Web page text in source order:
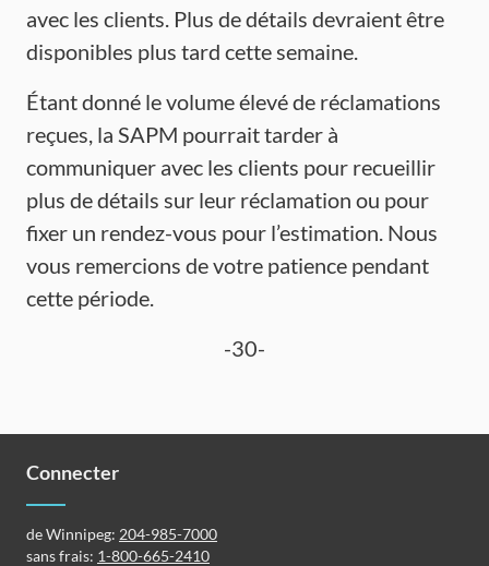
avec les clients. Plus de détails devraient être
disponibles plus tard cette semaine.
Étant donné le volume élevé de réclamations
reçues, la SAPM pourrait tarder à
communiquer avec les clients pour recueillir
plus de détails sur leur réclamation ou pour
fixer un rendez-vous pour l’estimation. Nous
vous remercions de votre patience pendant
cette période.
-30-
Connecter
de Winnipeg: 204-985-7000
sans frais: 1-800-665-2410